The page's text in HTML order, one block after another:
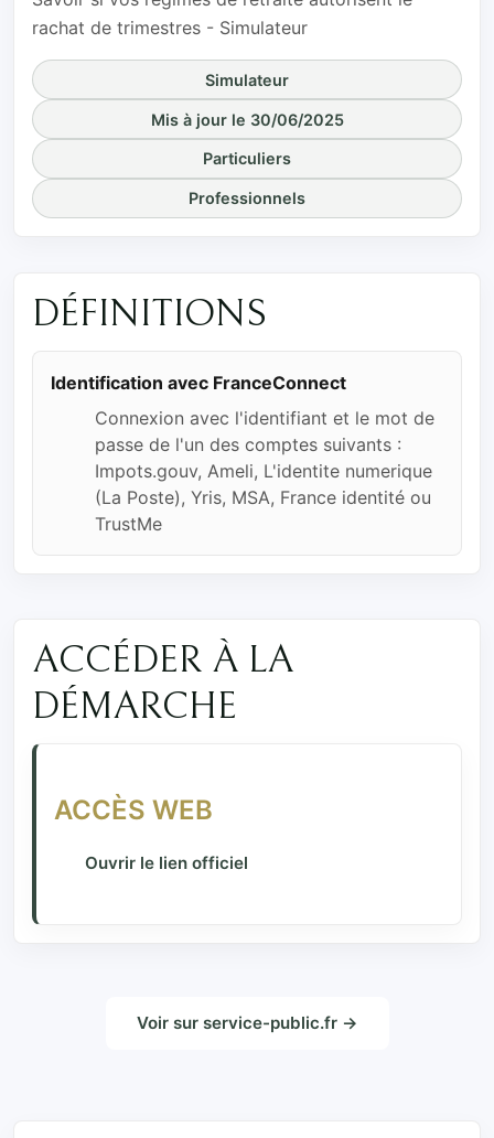
rachat de trimestres - Simulateur
Simulateur
Mis à jour le 30/06/2025
Particuliers
Professionnels
DÉFINITIONS
Identification avec FranceConnect
Connexion avec l'identifiant et le mot de
passe de l'un des comptes suivants :
Impots.gouv, Ameli, L'identite numerique
(La Poste), Yris, MSA, France identité ou
TrustMe
ACCÉDER À LA
DÉMARCHE
ACCÈS WEB
Ouvrir le lien officiel
Voir sur service-public.fr →